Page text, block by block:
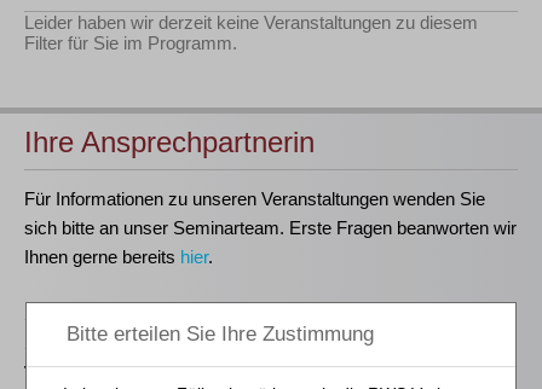
Leider haben wir derzeit keine Veranstaltungen zu diesem
Filter für Sie im Programm.
Ihre Ansprechpartnerin
Für Informationen zu unseren Veranstaltungen wenden Sie
sich bitte an unser Seminarteam. Erste Fragen beanworten wir
Ihnen gerne bereits hier.
Seminarorganisation
T(0221)-400 88-15